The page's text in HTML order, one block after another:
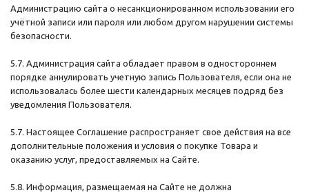
Администрацию сайта о несанкционированном использовании его
учётной записи или пароля или любом другом нарушении системы
безопасности.
5.7. Администрация сайта обладает правом в одностороннем
порядке аннулировать учетную запись Пользователя, если она не
использовалась более шести календарных месяцев подряд без
уведомления Пользователя.
5.7. Настоящее Соглашение распространяет свое действия на все
дополнительные положения и условия о покупке Товара и
оказанию услуг, предоставляемых на Сайте.
5.8. Информация, размещаемая на Сайте не должна